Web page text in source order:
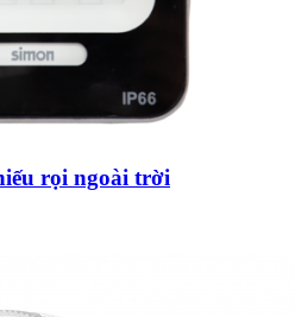
rọi ngoài trời